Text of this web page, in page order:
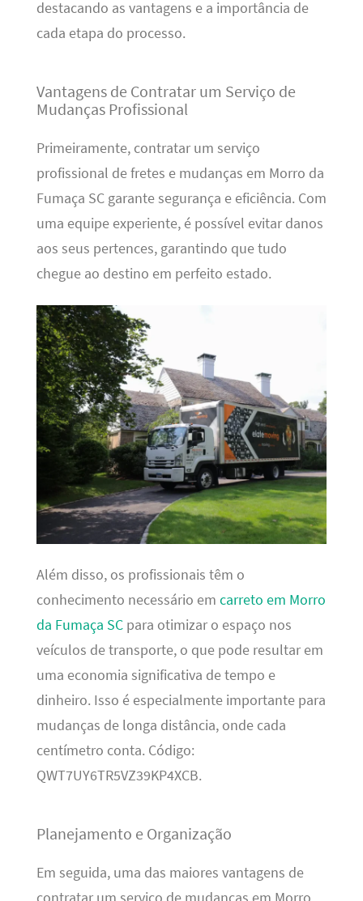
destacando as vantagens e a importância de
cada etapa do processo.
Vantagens de Contratar um Serviço de
Mudanças Profissional
Primeiramente, contratar um serviço
profissional de fretes e mudanças em Morro da
Fumaça SC garante segurança e eficiência. Com
uma equipe experiente, é possível evitar danos
aos seus pertences, garantindo que tudo
chegue ao destino em perfeito estado.
Além disso, os profissionais têm o
conhecimento necessário em carreto em Morro
da Fumaça SCpara otimizar o espaço nos
veículos de transporte, o que pode resultar em
uma economia significativa de tempo e
dinheiro. Isso é especialmente importante para
mudanças de longa distância, onde cada
centímetro conta. Código:
QWT7UY6TR5VZ39KP4XCB.
Planejamento e Organização
Em seguida, uma das maiores vantagens de